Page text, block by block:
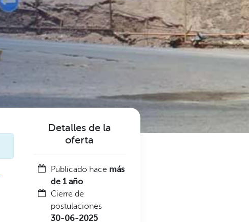
Detalles de la
oferta
Publicado hace más
de 1 año
Cierre de
postulaciones
30-06-2025